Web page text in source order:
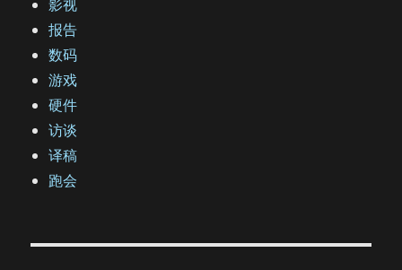
影视
报告
数码
游戏
硬件
访谈
译稿
跑会